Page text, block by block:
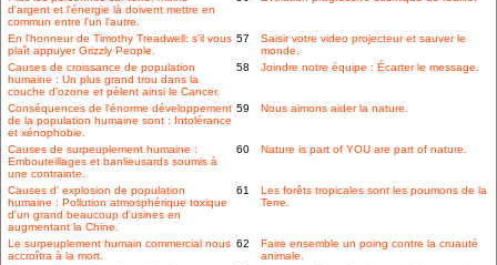
d'argent et l'énergie là doivent mettre en
commun entre l'un l'autre.
En l'honneur de Timothy Treadwell: s'il vous
plaît appuyer Grizzly People.
57
Saisir votre video projecteur et sauver le
monde.
Causes de croissance de population
humaine : Un plus grand trou dans la
couche d'ozone et pèlent ainsi le Cancer.
58 Joindre notre équipe : Écarter le message.
Conséquences de l'énorme développement
de la population humaine sont : Intolérance
et xénophobie.
59 Nous aimons aider la nature.
Causes de surpeuplement humaine :
Embouteillages et banlieusards soumis à
une contrainte.
60 Nature is part of YOU are part of nature.
Causes d' explosion de population
humaine : Pollution atmosphérique toxique
d'un grand beaucoup d'usines en
augmentant la Chine.
61
Les forêts tropicales sont les poumons de la
Terre.
Le surpeuplement humain commercial nous
accroîtra à la mort.
62
Faire ensemble un poing contre la cruauté
animale.